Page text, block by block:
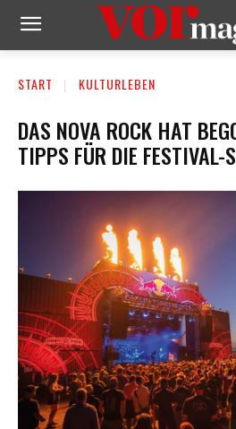
START KULTURLEBEN
DAS NOVA ROCK HAT
TIPPS FÜR DIE FESTIVAL-